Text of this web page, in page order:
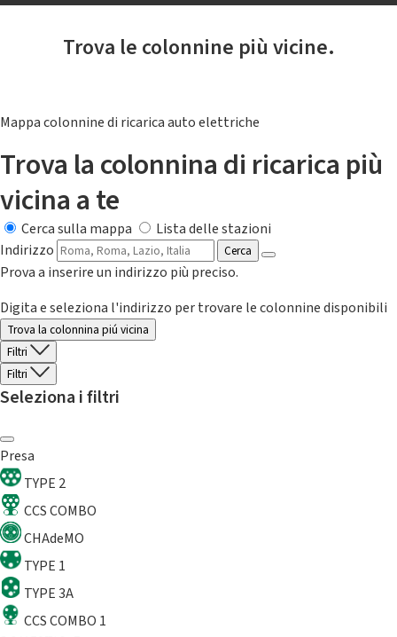
Trova le colonnine più vicine.
Mappa colonnine di ricarica auto elettriche
Trova la colonnina di ricarica più
vicina a te
Cerca sulla mappa
Lista delle stazioni
Indirizzo
Cerca
Prova a inserire un indirizzo più preciso.
Digita e seleziona l'indirizzo per trovare le colonnine disponibili
Trova la colonnina piú vicina
Filtri
Filtri
Seleziona i filtri
Presa
TYPE 2
CCS COMBO
CHAdeMO
TYPE 1
TYPE 3A
CCS COMBO 1